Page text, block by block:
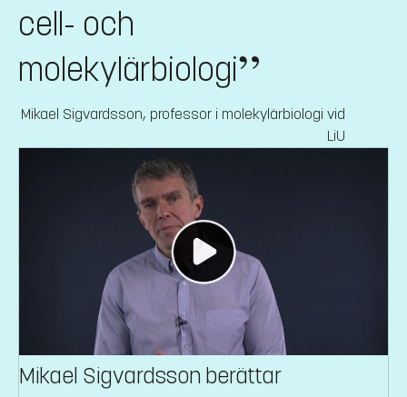
cell- och
molekylärbiologi
Mikael Sigvardsson, professor i molekylärbiologi vid
LiU
Mikael Sigvardsson berättar